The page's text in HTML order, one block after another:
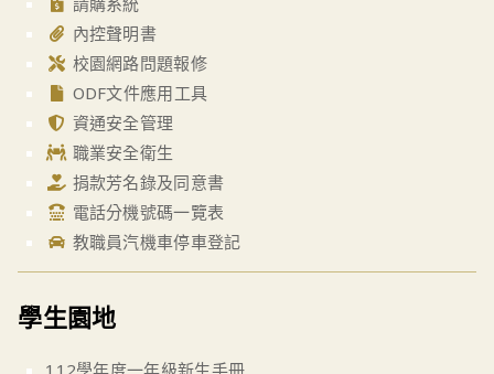
內控聲明書
校園網路問題報修
ODF文件應用工具
資通安全管理
職業安全衛生
捐款芳名錄及同意書
電話分機號碼一覽表
教職員汽機車停車登記
學生園地